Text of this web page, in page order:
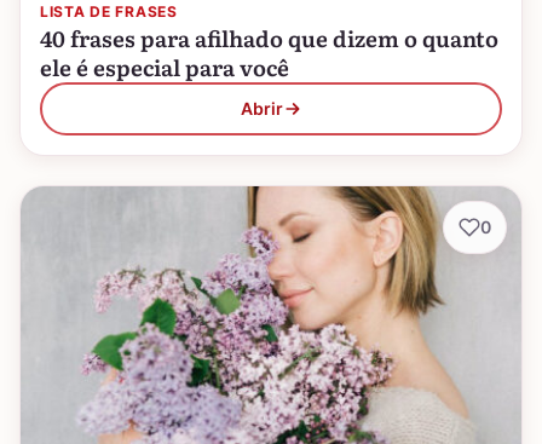
LISTA DE FRASES
40 frases para afilhado que dizem o quanto
ele é especial para você
Abrir
0